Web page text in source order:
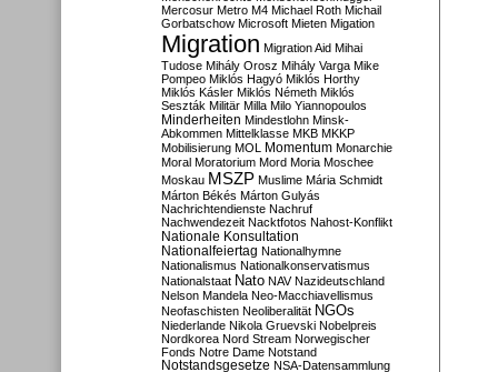
Mercosur Metro M4 Michael Roth Michail
Gorbatschow Microsoft Mieten Migation
Migration Migration Aid Mihai
Tudose Mihály Orosz Mihály Varga Mike
Pompeo Miklós Hagyó Miklós Horthy
Miklós Kásler Miklós Németh Miklós
Seszták Militär Milla Milo Yiannopoulos
Minderheiten Mindestlohn Minsk-
Abkommen Mittelklasse MKB MKKP
Mobilisierung MOL Momentum Monarchie
Moral Moratorium Mord Moria Moschee
Moskau MSZP Muslime Mária Schmidt
Márton Békés Márton Gulyás
Nachrichtendienste Nachruf
Nachwendezeit Nacktfotos Nahost-Konflikt
Nationale Konsultation
Nationalfeiertag Nationalhymne
Nationalismus Nationalkonservatismus
Nationalstaat Nato NAV Nazideutschland
Nelson Mandela Neo-Macchiavellismus
Neofaschisten Neoliberalität NGOs
Niederlande Nikola Gruevski Nobelpreis
Nordkorea Nord Stream Norwegischer
Fonds Notre Dame Notstand
Notstandsgesetze NSA-Datensammlung